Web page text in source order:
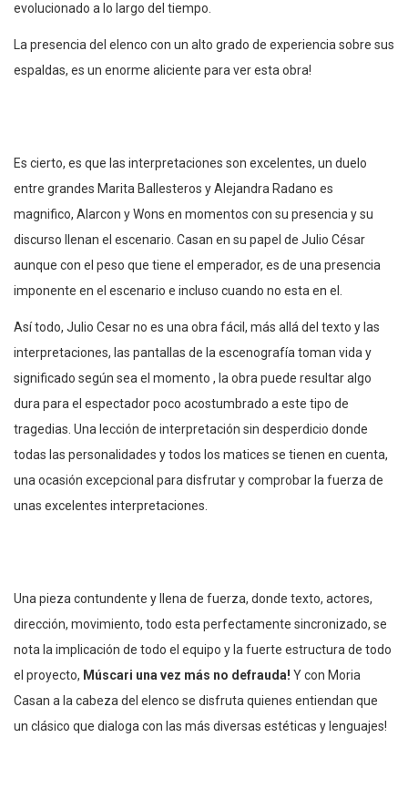
evolucionado a lo largo del tiempo.
La presencia del elenco con un alto grado de experiencia sobre sus
espaldas, es un enorme aliciente para ver esta obra!
Es cierto, es que las interpretaciones son excelentes, un duelo
entre grandes Marita Ballesteros y Alejandra Radano es
magnifico, Alarcon y Wons en momentos con su presencia y su
discurso llenan el escenario. Casan en su papel de Julio César
aunque con el peso que tiene el emperador, es de una presencia
imponente en el escenario e incluso cuando no esta en el.
Así todo, Julio Cesar no es una obra fácil, más allá del texto y las
interpretaciones, las pantallas de la escenografía toman vida y
significado según sea el momento , la obra puede resultar algo
dura para el espectador poco acostumbrado a este tipo de
tragedias. Una lección de interpretación sin desperdicio donde
todas las personalidades y todos los matices se tienen en cuenta,
una ocasión excepcional para disfrutar y comprobar la fuerza de
unas excelentes interpretaciones.
Una pieza contundente y llena de fuerza, donde texto, actores,
dirección, movimiento, todo esta perfectamente sincronizado, se
nota la implicación de todo el equipo y la fuerte estructura de todo
el proyecto, Múscari una vez más no defrauda! Y con Moria
Casan a la cabeza del elenco se disfruta quienes entiendan que
un clásico que dialoga con las más diversas estéticas y lenguajes!